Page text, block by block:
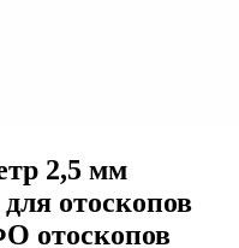
2,5 мм
отоскопов
отоскопов